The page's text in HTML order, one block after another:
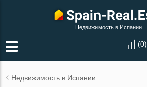
Недвижимость в Испании
(0)
Недвижимость в Испании